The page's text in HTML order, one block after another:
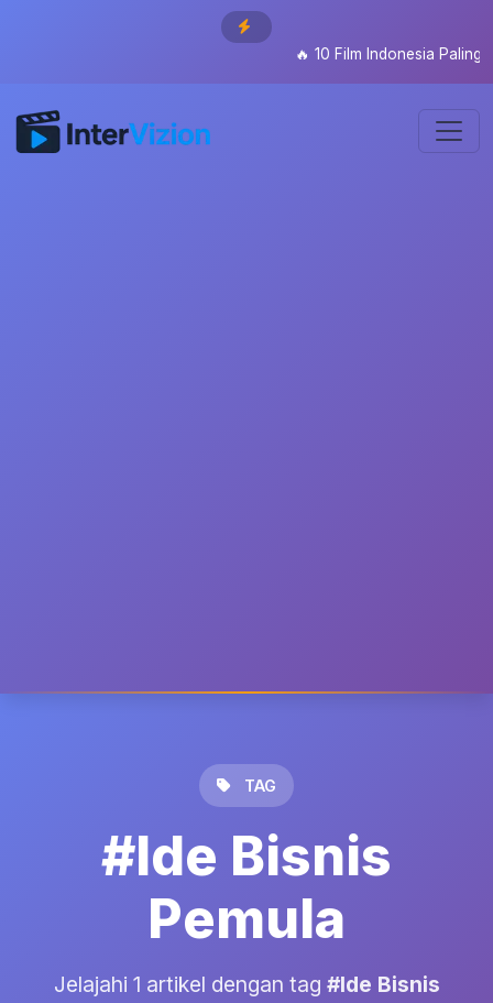
🔥10 Film Indonesia Paling
TAG
#Ide Bisnis
Pemula
Jelajahi 1 artikel dengan tag #Ide Bisnis